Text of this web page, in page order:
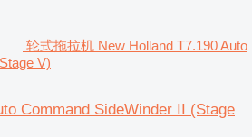
轮式拖拉机 New Holland T7.190 Auto
V)
Command SideWinder II (Stage